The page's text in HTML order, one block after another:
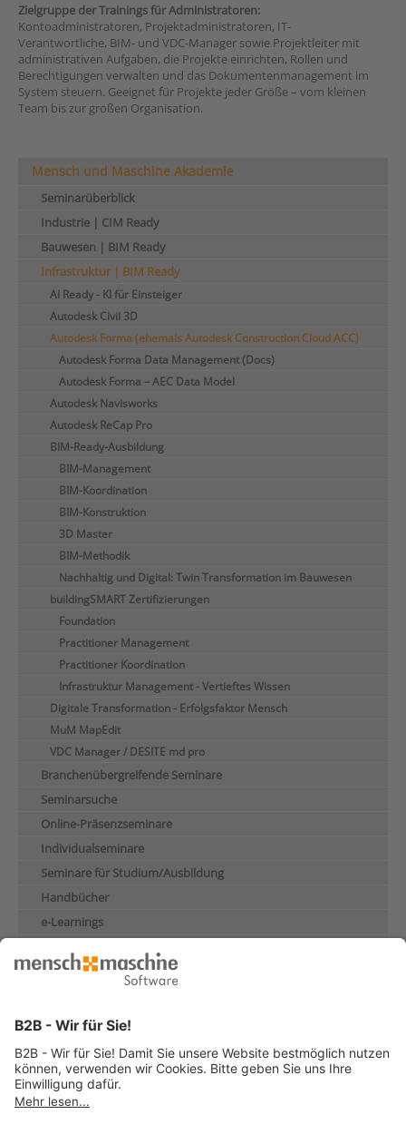
Zielgruppe der Trainings für Administratoren:
Kontoadministratoren, Projektadministratoren, IT-
Verantwortliche, BIM- und VDC-Manager sowie Projektleiter mit
administrativen Aufgaben, die Projekte einrichten, Rollen und
Berechtigungen verwalten und das Dokumentenmanagement im
System steuern. Geeignet für Projekte jeder Größe – vom kleinen
Team bis zur großen Organisation.
Mensch und Maschine Akademie
Seminarüberblick
Industrie | CIM Ready
Bauwesen | BIM Ready
Infrastruktur | BIM Ready
AI Ready - KI für Einsteiger
Autodesk Civil 3D
Autodesk Forma (ehemals Autodesk Construction Cloud ACC)
Autodesk Forma Data Management (Docs)
Autodesk Forma – AEC Data Model
Autodesk Navisworks
Autodesk ReCap Pro
BIM-Ready-Ausbildung
BIM-Management
BIM-Koordination
BIM-Konstruktion
3D Master
BIM-Methodik
Nachhaltig und Digital: Twin Transformation im Bauwesen
buildingSMART Zertifizierungen
Foundation
Practitioner Management
Practitioner Koordination
Infrastruktur Management - Vertieftes Wissen
Digitale Transformation - Erfolgsfaktor Mensch
MuM MapEdit
VDC Manager / DESITE md pro
Branchenübergreifende Seminare
Seminarsuche
Online-Präsenzseminare
Individualseminare
Seminare für Studium/Ausbildung
Handbücher
e-Learnings